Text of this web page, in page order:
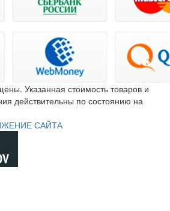
Указанная стоимость товаров и
действительны по состоянию на
САЙТА